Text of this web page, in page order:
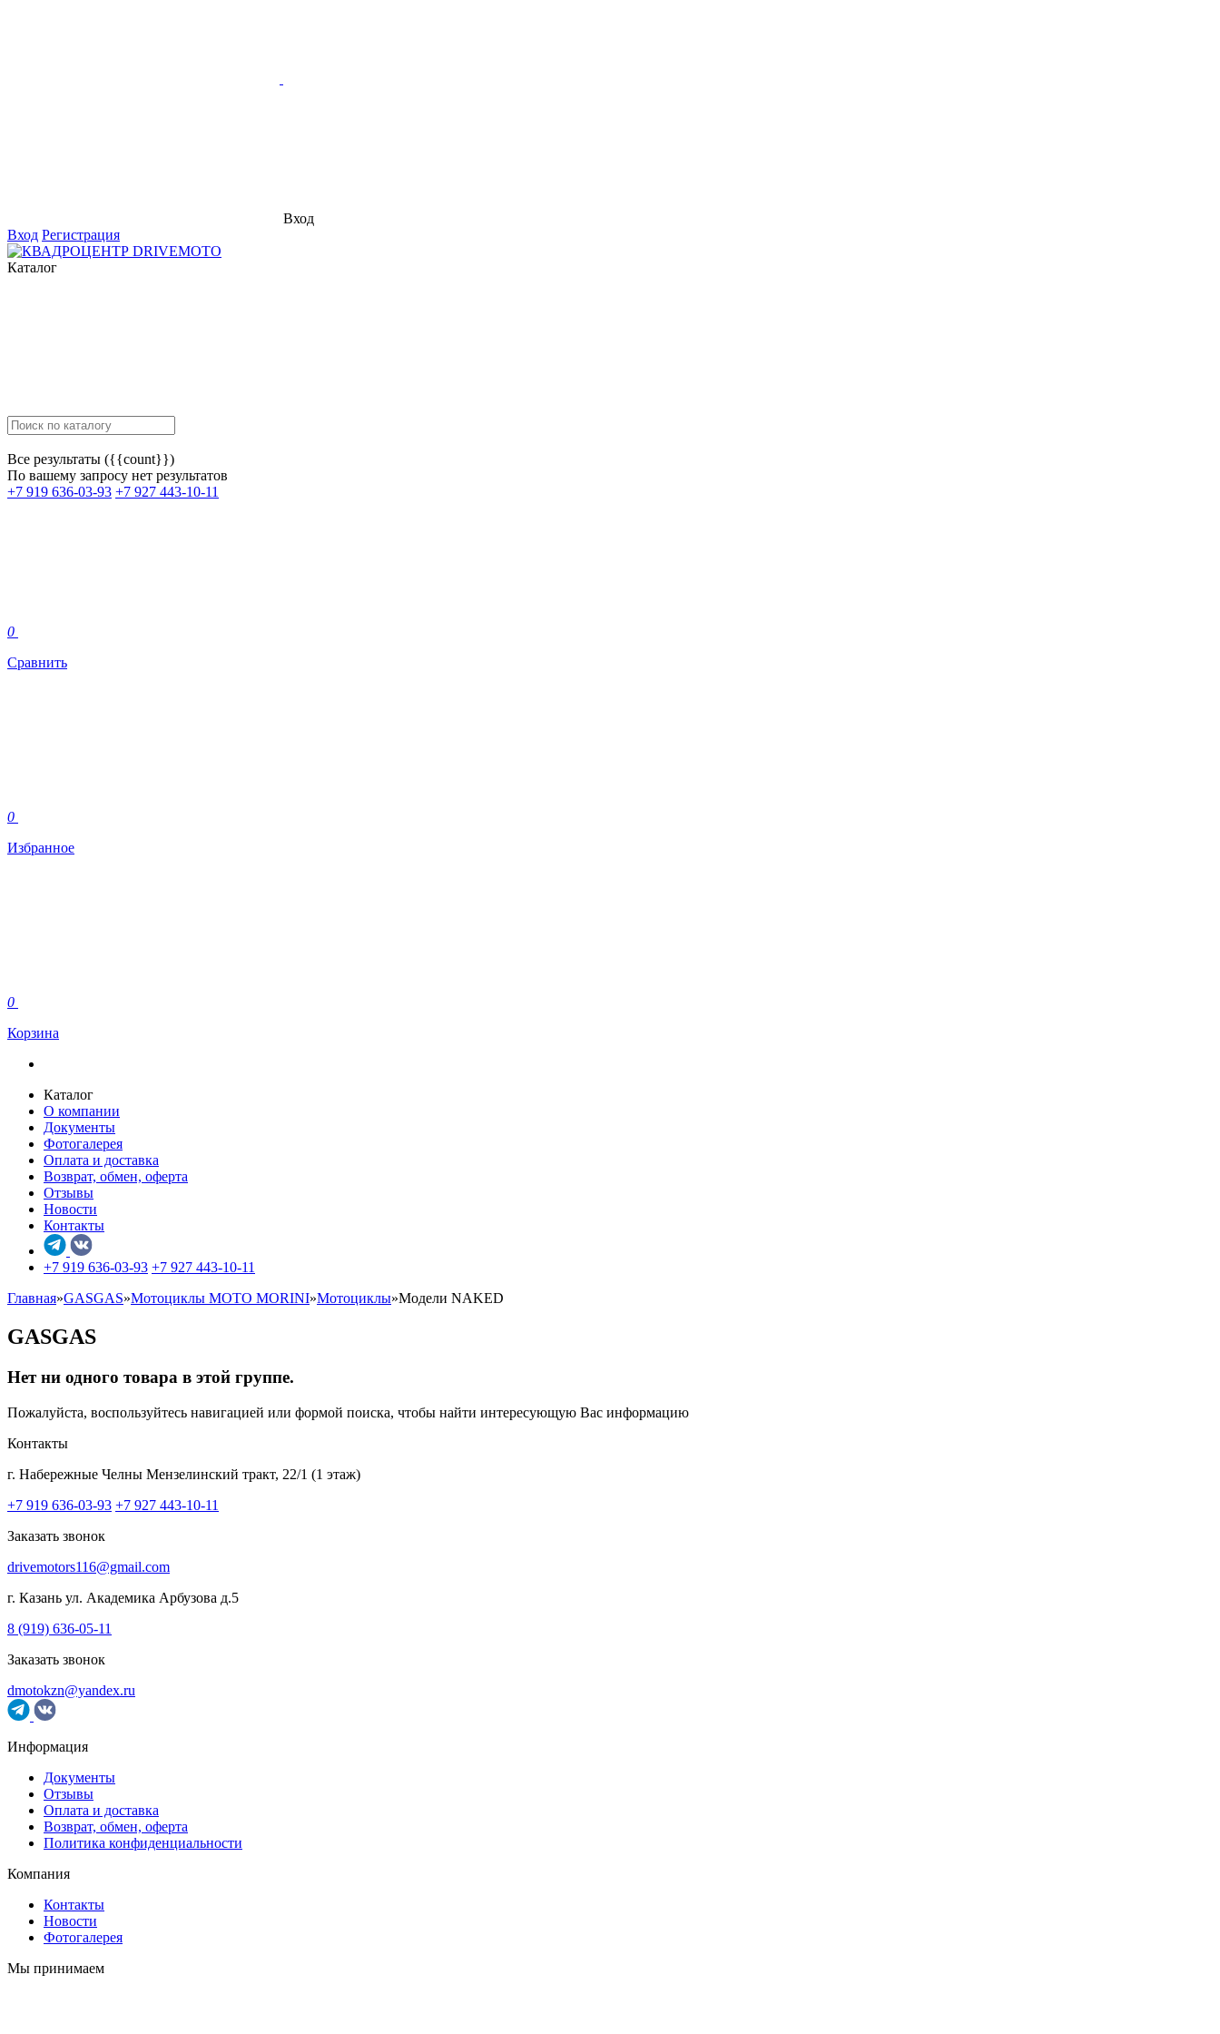
Вход
Вход Регистрация
Каталог
Все результаты ({{count}})
По вашему запросу нет результатов
+7 919 636-03-93 +7 927 443-10-11
0
Сравнить
0
Избранное
0
Корзина
Каталог
О компании
Документы
Фотогалерея
Оплата и доставка
Возврат, обмен, оферта
Отзывы
Новости
Контакты
+7 919 636-03-93 +7 927 443-10-11
Главная»GASGAS»Мотоциклы MOTO MORINI»Мотоциклы»Модели NAKED
GASGAS
Нет ни одного товара в этой группе.
Пожалуйста, воспользуйтесь навигацией или формой поиска, чтобы найти интересующую Вас информацию
Контакты
г. Набережные Челны Мензелинский тракт, 22/1 (1 этаж)
+7 919 636-03-93 +7 927 443-10-11
Заказать звонок
drivemotors116@gmail.com
г. Казань ул. Академика Арбузова д.5
8 (919) 636-05-11
Заказать звонок
dmotokzn@yandex.ru
Информация
Документы
Отзывы
Оплата и доставка
Возврат, обмен, оферта
Политика конфиденциальности
Компания
Контакты
Новости
Фотогалерея
Мы принимаем